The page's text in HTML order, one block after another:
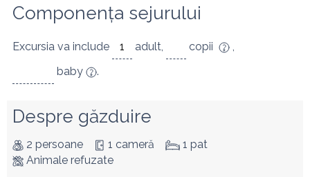
Componența sejurului
Excursia va include adult, copii
,
baby
.
Despre găzduire
2 persoane 1 cameră
1 pat
Animale refuzate